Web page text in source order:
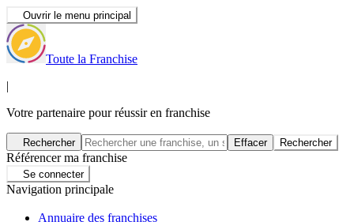
Ouvrir le menu principal
Toute la Franchise
|
Votre partenaire pour réussir en franchise
Rechercher Effacer Rechercher
Référencer ma franchise
Se connecter
Navigation principale
Annuaire des franchises